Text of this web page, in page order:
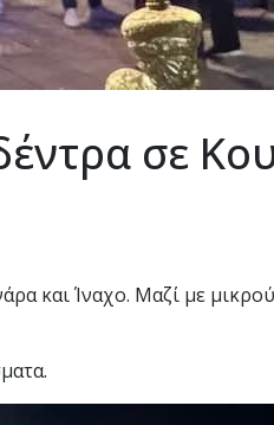
σε
και Ίναχο. Μαζί με